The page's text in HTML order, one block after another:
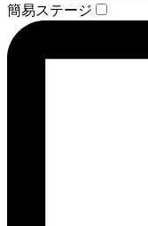
簡易ステージ